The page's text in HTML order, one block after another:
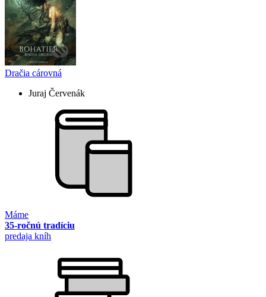
Dračia cárovná
Juraj Červenák
Máme
35-ročnú tradíciu
predaja kníh